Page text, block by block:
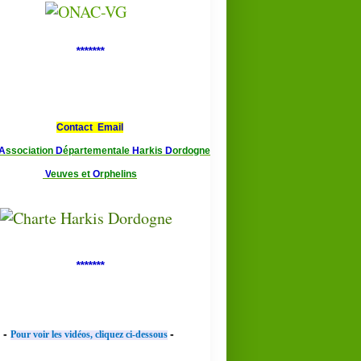
*******
Contact Email
ssociation Départementale Harkis Dordogne
Veuves et Orphelins
*******
- Pour voir les vidéos, cliquez ci-dessous -